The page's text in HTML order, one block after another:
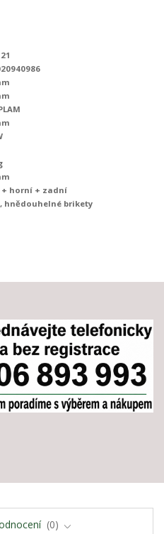
+ horní + zadní
hnědouhelné brikety
0